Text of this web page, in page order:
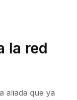
la red
aliada que ya